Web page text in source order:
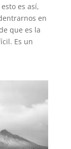
es así,
en
que es la
Es un